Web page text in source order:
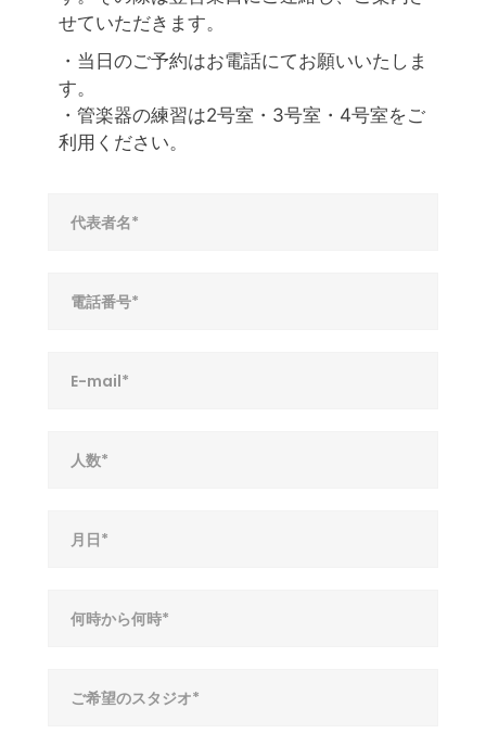
せていただきます。
・当日のご予約はお電話にてお願いいたしま
す。
・管楽器の練習は2号室・3号室・4号室をご
利用ください。